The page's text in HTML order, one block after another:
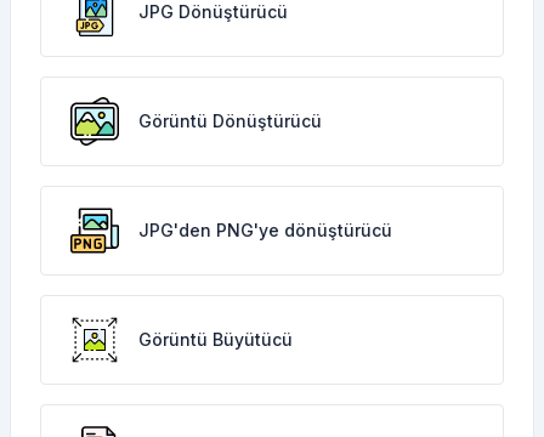
JPG Dönüştürücü
Görüntü Dönüştürücü
JPG'den PNG'ye dönüştürücü
Görüntü Büyütücü